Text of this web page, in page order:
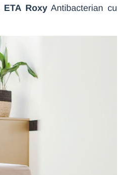
ETA RoxyAntibacterian cu